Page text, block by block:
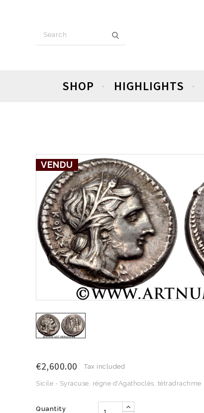
SHOP HIGHLIGHTS
VENDU
€2,600.00 Tax included
Sicile - Syracuse, règne d'Agathoclès, tétradrachme
Quantity